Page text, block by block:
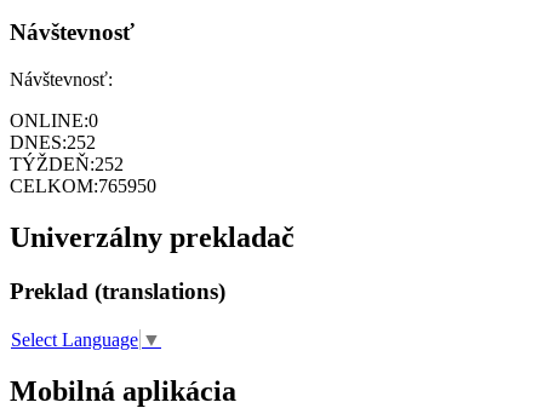
Návštevnosť
Návštevnosť:
ONLINE:0
DNES:252
TÝŽDEŇ:252
CELKOM:765950
Univerzálny prekladač
Preklad (translations)
Select Language ▼
Mobilná aplikácia